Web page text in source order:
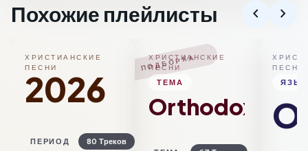
Похожие плейлисты chevron_left chevron_right
ХРИСТИАНСКИЕ
ПЕСНИ
2026
ПЕРИОД 80 Треков
ПОДБОРКА
ХРИСТИАНСКИЕ
ПЕСНИ
ТЕМА
Orthodox
ПЕСНИ
ЯЗЫК